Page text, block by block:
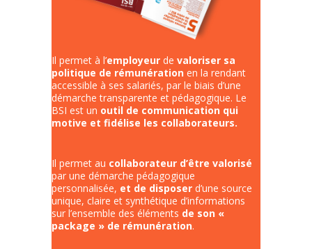
Il permet à l’employeur de valoriser sa
politique de rémunération en la rendant
accessible à ses salariés, par le biais d’une
démarche transparente et pédagogique. Le
BSI est un outil de communication qui
motive et fidélise les collaborateurs.
Il permet au collaborateur d’être valorisé
par une démarche pédagogique
personnalisée, et de disposer d’une source
unique, claire et synthétique d’informations
sur l’ensemble des éléments de son «
package » de rémunération.